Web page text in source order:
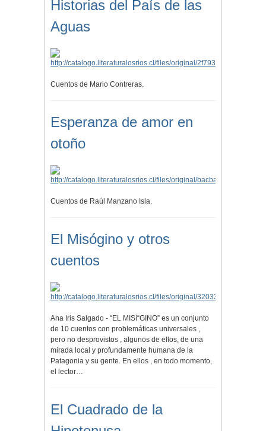
Historias del País de las
Aguas
Cuentos de Mario Contreras.
Esperanza de amor en
otoño
Cuentos de Raúl Manzano Isla.
El Misógino y otros
cuentos
Ana Iris Salgado - “EL MISí“GINO” es un conjunto
de 10 cuentos con problemáticas universales ,
pero no desprovistos , algunos de ellos, de una
mirada local y profundamente humana de la
Patagonia y su gente. En ellos , en todo momento,
el lector…
El Cuadrado de la